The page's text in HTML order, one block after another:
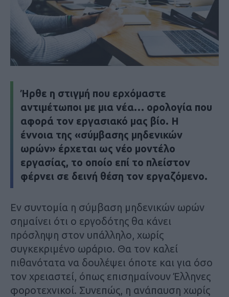
Ήρθε η στιγμή που ερχόμαστε
αντιμέτωποι με μια νέα… ορολογία που
αφορά τον εργασιακό μας βίο. Η
έννοια της «σύμβασης μηδενικών
ωρών» έρχεται ως νέο μοντέλο
εργασίας, το οποίο επί το πλείστον
φέρνει σε δεινή θέση τον εργαζόμενο.
Εν συντομία η σύμβαση μηδενικών ωρών
σημαίνει ότι ο εργοδότης θα κάνει
πρόσληψη στον υπάλληλο, χωρίς
συγκεκριμένο ωράριο. Θα τον καλεί
πιθανότατα να δουλέψει όποτε και για όσο
τον χρειαστεί, όπως επισημαίνουν Έλληνες
φοροτεχνικοί. Συνεπώς, η ανάπαυση χωρίς